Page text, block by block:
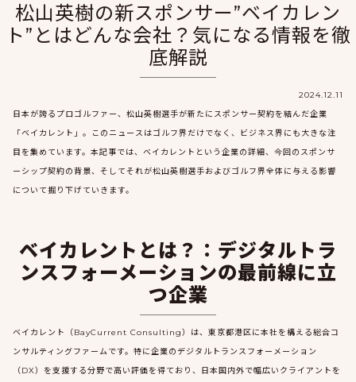
松山英樹の新スポンサー”ベイカレン
ト”とはどんな会社？気になる情報を徹
底解説
2024.12.11
日本が誇るプロゴルファー、松山英樹選手が新たにスポンサー契約を結んだ企業
「ベイカレント」。このニュースはゴルフ界だけでなく、ビジネス界にも大きな注
目を集めています。本記事では、ベイカレントという企業の詳細、今回のスポンサ
ーシップ契約の背景、そしてそれが松山英樹選手およびゴルフ界全体に与える影響
について掘り下げていきます。
ベイカレントとは？：デジタルトラ
ンスフォーメーションの最前線に立
つ企業
ベイカレント（BayCurrent Consulting）は、東京都港区に本社を構える総合コ
ンサルティングファームです。特に企業のデジタルトランスフォーメーション
（DX）を支援する分野で高い評価を得ており、日本国内外で幅広いクライアントを